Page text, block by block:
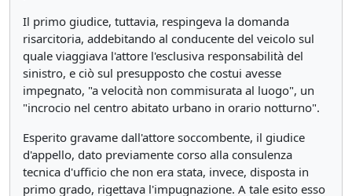
Il primo giudice, tuttavia, respingeva la domanda
risarcitoria, addebitando al conducente del veicolo sul
quale viaggiava l'attore l'esclusiva responsabilità del
sinistro, e ciò sul presupposto che costui avesse
impegnato, "a velocità non commisurata al luogo", un
"incrocio nel centro abitato urbano in orario notturno".
Esperito gravame dall'attore soccombente, il giudice
d'appello, dato previamente corso alla consulenza
tecnica d'ufficio che non era stata, invece, disposta in
primo grado, rigettava l'impugnazione. A tale esito esso